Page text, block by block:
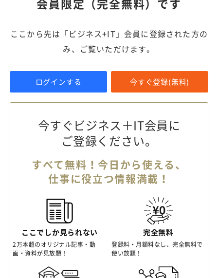
ここから先は「ビジネス+IT」会員に登録された方の
み、ご覧いただけます。
ログインする 今すぐ登録(無料)
今すぐビジネス＋IT会員に
ご登録ください。
すべて無料！今日から使える、
仕事に役立つ情報満載！
ここでしか見られない
2万本超のオリジナル記事・動
画・資料が見放題！
完全無料
登録料・月額料なし、完全無料で
使い放題！